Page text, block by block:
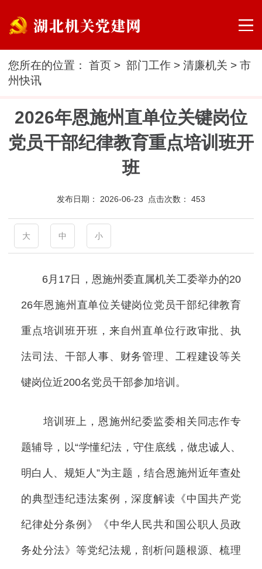
您所在的位置：首页 >部门工作 >清廉机关 >市
州快讯
2026年恩施州直单位关键岗位
党员干部纪律教育重点培训班开
班
发布日期： 2026-06-23 点击次数： 453
大 中 小
6月17日，恩施州委直属机关工委举办的20
26年恩施州直单位关键岗位党员干部纪律教育
重点培训班开班，来自州直单位行政审批、执
法司法、干部人事、财务管理、工程建设等关
键岗位近200名党员干部参加培训。
培训班上，恩施州纪委监委相关同志作专
题辅导，以“学懂纪法，守住底线，做忠诚人、
明白人、规矩人”为主题，结合恩施州近年查处
的典型违纪违法案例，深度解读《中国共产党
纪律处分条例》《中华人民共和国公职人员政
务处分法》等党纪法规，剖析问题根源、梳理